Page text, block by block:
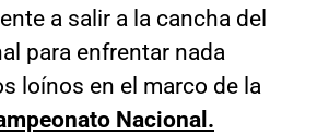
a salir a la cancha del
para enfrentar nada
loínos en el marco de la
Nacional.